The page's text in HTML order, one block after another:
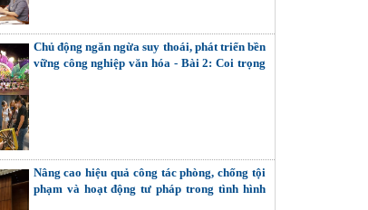
Chủ động ngăn ngừa suy thoái, phát triển bền
vững công nghiệp văn hóa - Bài 2: Coi trọng
Nâng cao hiệu quả công tác phòng, chống tội
phạm và hoạt động tư pháp trong tình hình